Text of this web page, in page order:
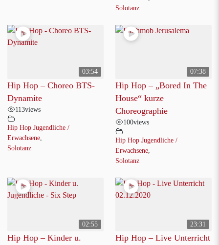
Solotanz
03:54
Hip Hop – Choreo BTS-
Dynamite
113views
Hip Hop Jugendliche /
Erwachsene
Solotanz
07:38
Hip Hop – „Bored In The
House“ kurze
Choreographie
100views
Hip Hop Jugendliche /
Erwachsene
Solotanz
02:55
Hip Hop – Kinder u.
23:31
Hip Hop – Live Unterricht